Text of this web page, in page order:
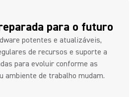
para o futuro
potentes e atualizáveis,
de recursos e suporte a
para evoluir conforme as
ambiente de trabalho mudam.